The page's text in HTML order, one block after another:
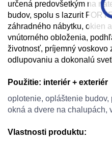
určená predovšetkým na
budov, spolu s lazurit
záhradného nábytku, okien
vnútorného obloženia,
životnosť, príjemný voskovo
odlupovaniu a dokonalú
Použitie: interiér + exteriér
oplotenie, opláštenie budov,
okná a dvere na chalupách,
Vlastnosti produktu: